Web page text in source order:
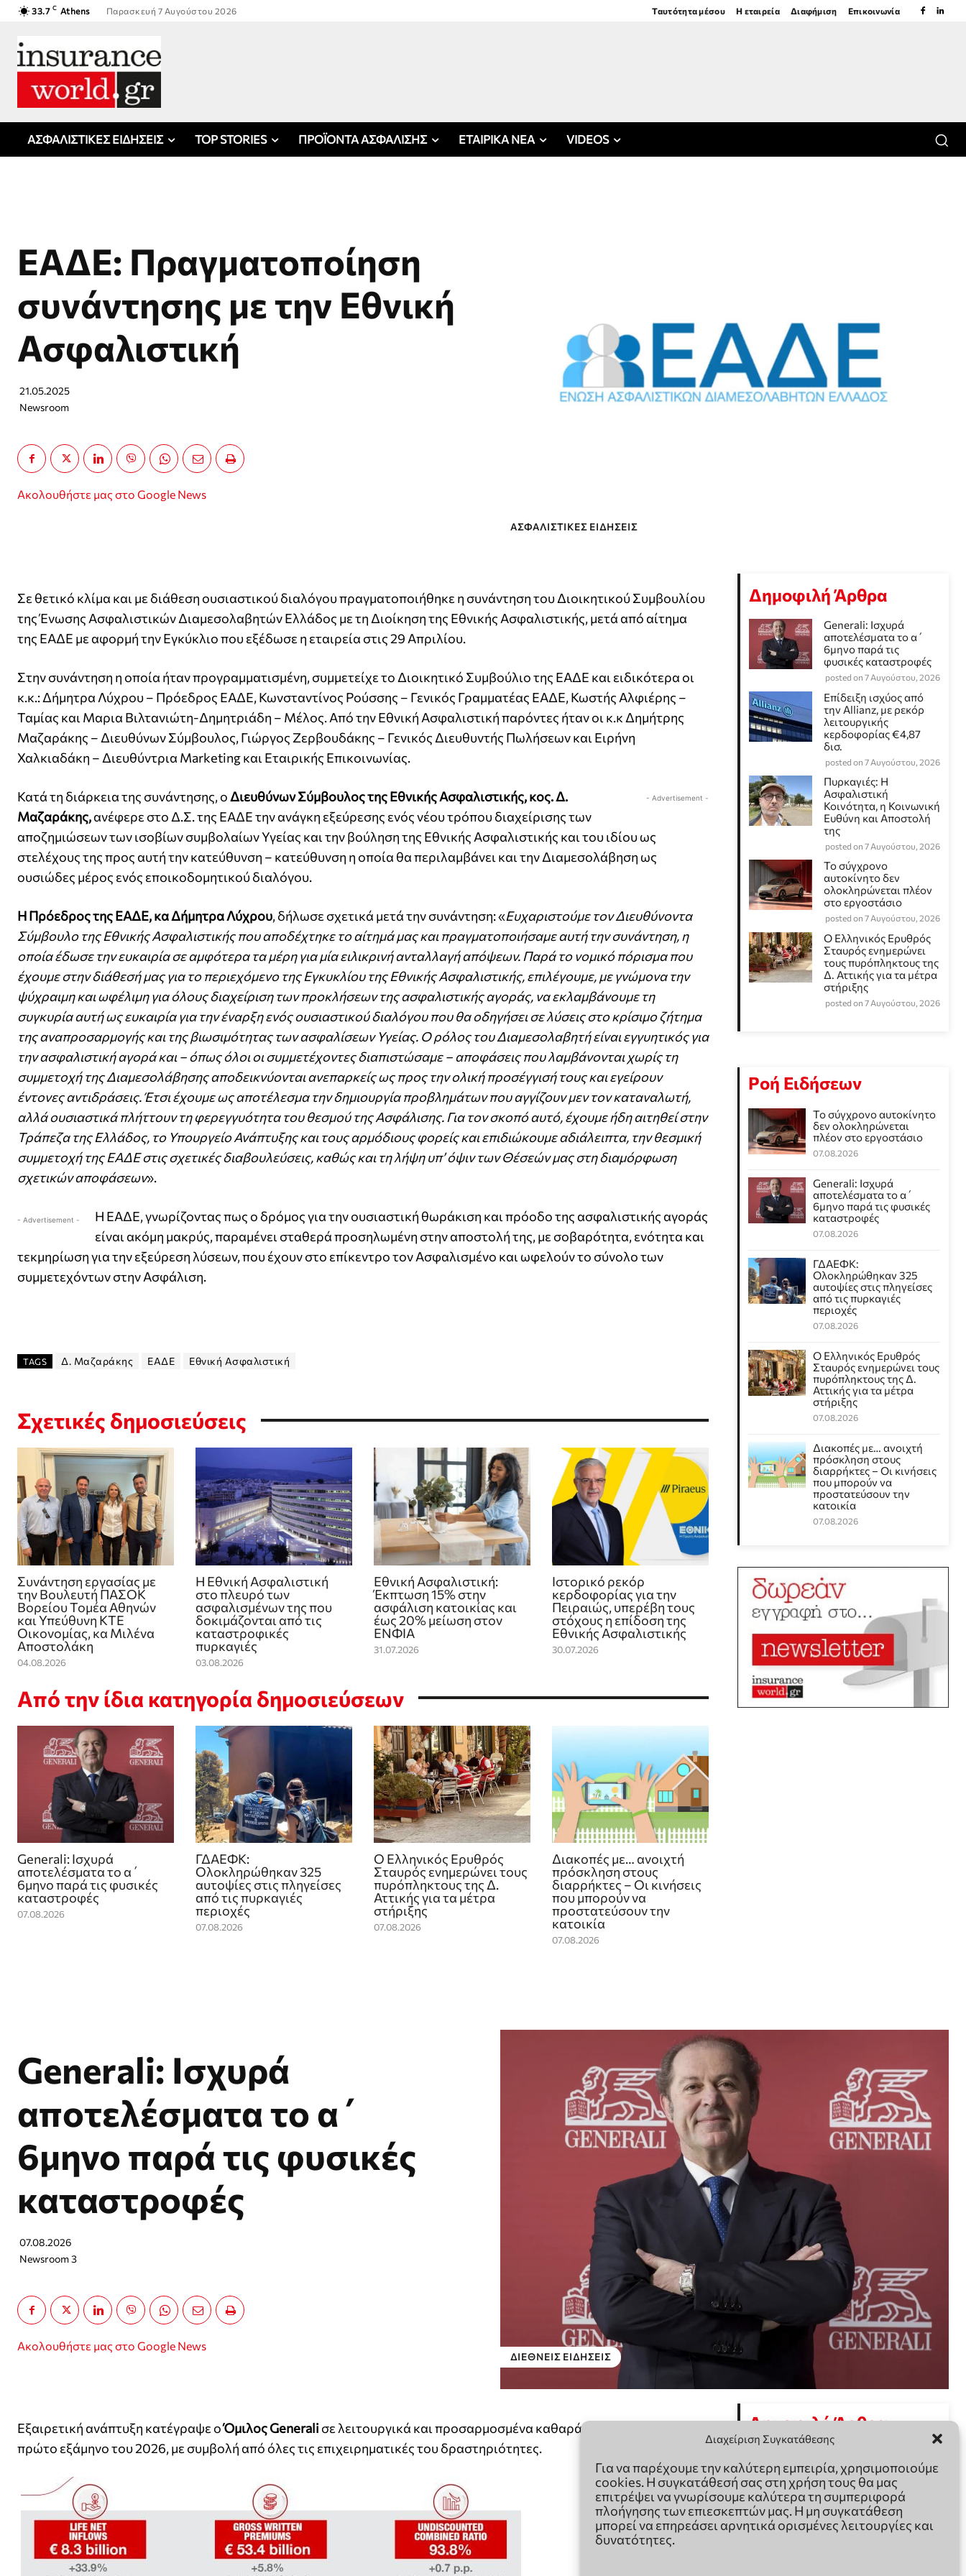
Διαχείριση Συγκατάθεσης
Για να παρέχουμε την καλύτερη εμπειρία, χρησιμοποιούμε
cookies. Η συγκατάθεσή σας στη χρήση τους θα μας
επιτρέψει να γνωρίσουμε καλύτερα τη συμπεριφορά
πλοήγησης των επιεσκεπτών μας. Η μη συγκατάθεση
μπορεί να επηρεάσει αρνητικά ορισμένες λειτουργίες και
δυνατότητες.
33.7 C Athens Παρασκευή 7 Αυγούστου 2026 Ταυτότητα μέσου Η εταιρεία Διαφήμιση Επικοινωνία
ΑΣΦΑΛΙΣΤΙΚΕΣ ΕΙΔΗΣΕΙΣ TOP STORIES ΠΡΟΪΟΝΤΑ ΑΣΦΑΛΙΣΗΣ ΕΤΑΙΡΙΚΑ ΝΕΑ VIDEOS
ΕΑΔΕ: Πραγματοποίηση
συνάντησης με την Εθνική
Ασφαλιστική
21.05.2025
Newsroom
Ακολουθήστε μας στο Google News
ΑΣΦΑΛΙΣΤΙΚΕΣ ΕΙΔΗΣΕΙΣ
Σε θετικό κλίμα και με διάθεση ουσιαστικού διαλόγου πραγματοποιήθηκε η συνάντηση του Διοικητικού Συμβουλίου
της Ένωσης Ασφαλιστικών Διαμεσολαβητών Ελλάδος με τη Διοίκηση της Εθνικής Ασφαλιστικής, μετά από αίτημα
της ΕΑΔΕ με αφορμή την Εγκύκλιο που εξέδωσε η εταιρεία στις 29 Απριλίου.
Στην συνάντηση η οποία ήταν προγραμματισμένη, συμμετείχε το Διοικητικό Συμβούλιο της ΕΑΔΕ και ειδικότερα οι
κ.κ.: Δήμητρα Λύχρου – Πρόεδρος ΕΑΔΕ, Κωνσταντίνος Ρούσσης – Γενικός Γραμματέας ΕΑΔΕ, Κωστής Αλφιέρης –
Ταμίας και Μαρια Βιλτανιώτη-Δημητριάδη – Μέλος. Από την Εθνική Ασφαλιστική παρόντες ήταν οι κ.κ Δημήτρης
Μαζαράκης – Διευθύνων Σύμβουλος, Γιώργος Ζερβουδάκης – Γενικός Διευθυντής Πωλήσεων και Ειρήνη
Χαλκιαδάκη – Διευθύντρια Marketing και Εταιρικής Επικοινωνίας.
- Advertisement -
Κατά τη διάρκεια της συνάντησης, ο Διευθύνων Σύμβουλος της Εθνικής Ασφαλιστικής, κος. Δ.
Μαζαράκης,ανέφερε στο Δ.Σ. της ΕΑΔΕ την ανάγκη εξεύρεσης ενός νέου τρόπου διαχείρισης των
αποζημιώσεων των ισοβίων συμβολαίων Υγείας και την βούληση της Εθνικής Ασφαλιστικής και του ιδίου ως
στελέχους της προς αυτή την κατεύθυνση – κατεύθυνση η οποία θα περιλαμβάνει και την Διαμεσολάβηση ως
ουσιώδες μέρος ενός εποικοδομητικού διαλόγου.
Η Πρόεδρος της ΕΑΔΕ, κα Δήμητρα Λύχρου, δήλωσε σχετικά μετά την συνάντηση: «Ευχαριστούμε τον Διευθύνοντα
Σύμβουλο της Εθνικής Ασφαλιστικής που αποδέχτηκε το αίτημά μας και πραγματοποιήσαμε αυτή την συνάντηση, η
οποία έδωσε την ευκαιρία σε αμφότερα τα μέρη για μία ειλικρινή ανταλλαγή απόψεων. Παρά το νομικό πόρισμα που
έχουμε στην διάθεσή μας για το περιεχόμενο της Εγκυκλίου της Εθνικής Ασφαλιστικής, επιλέγουμε, με γνώμονα την
ψύχραιμη και ωφέλιμη για όλους διαχείριση των προκλήσεων της ασφαλιστικής αγοράς, να εκλαμβάνουμε τη
συγκυρία αυτή ως ευκαιρία για την έναρξη ενός ουσιαστικού διαλόγου που θα οδηγήσει σε λύσεις στο κρίσιμο ζήτημα
της αναπροσαρμογής και της βιωσιμότητας των ασφαλίσεων Υγείας. Ο ρόλος του Διαμεσολαβητή είναι εγγυητικός για
την ασφαλιστική αγορά και – όπως όλοι οι συμμετέχοντες διαπιστώσαμε – αποφάσεις που λαμβάνονται χωρίς τη
συμμετοχή της Διαμεσολάβησης αποδεικνύονται ανεπαρκείς ως προς την ολική προσέγγισή τους και εγείρουν
έντονες αντιδράσεις. Έτσι έχουμε ως αποτέλεσμα την δημιουργία προβλημάτων που αγγίζουν μεν τον καταναλωτή,
αλλά ουσιαστικά πλήττουν τη φερεγγυότητα του θεσμού της Ασφάλισης. Για τον σκοπό αυτό, έχουμε ήδη αιτηθεί στην
Τράπεζα της Ελλάδος, το Υπουργείο Ανάπτυξης και τους αρμόδιους φορείς και επιδιώκουμε αδιάλειπτα, την θεσμική
συμμετοχή της ΕΑΔΕ στις σχετικές διαβουλεύσεις, καθώς και τη λήψη υπ’ όψιν των Θέσεών μας στη διαμόρφωση
σχετικών αποφάσεων».
- Advertisement -
Η ΕΑΔΕ, γνωρίζοντας πως ο δρόμος για την ουσιαστική θωράκιση και πρόοδο της ασφαλιστικής αγοράς
είναι ακόμη μακρύς, παραμένει σταθερά προσηλωμένη στην αποστολή της, με σοβαρότητα, ενότητα και
τεκμηρίωση για την εξεύρεση λύσεων, που έχουν στο επίκεντρο τον Ασφαλισμένο και ωφελούν το σύνολο των
συμμετεχόντων στην Ασφάλιση.
TAGS Δ. Μαζαράκης ΕΑΔΕ Εθνική Ασφαλιστική
Σχετικές δημοσιεύσεις
Συνάντηση εργασίας με
την Βουλευτή ΠΑΣΟΚ
Βορείου Τομέα Αθηνών
και Υπεύθυνη ΚΤΕ
Οικονομίας, κα Μιλένα
Αποστολάκη
04.08.2026
Η Εθνική Ασφαλιστική
στο πλευρό των
ασφαλισμένων της που
δοκιμάζονται από τις
καταστροφικές
πυρκαγιές
03.08.2026
Εθνική Ασφαλιστική:
Έκπτωση 15% στην
ασφάλιση κατοικίας και
έως 20% μείωση στον
ΕΝΦΙΑ
31.07.2026
Ιστορικό ρεκόρ
κερδοφορίας για την
Πειραιώς, υπερέβη τους
στόχους η επίδοση της
Εθνικής Ασφαλιστικής
30.07.2026
Από την ίδια κατηγορία δημοσιεύσεων
Generali: Ισχυρά
αποτελέσματα το α΄
6μηνο παρά τις φυσικές
καταστροφές
07.08.2026
ΓΔΑΕΦΚ:
Ολοκληρώθηκαν 325
αυτοψίες στις πληγείσες
από τις πυρκαγιές
περιοχές
07.08.2026
Ο Ελληνικός Ερυθρός
Σταυρός ενημερώνει τους
πυρόπληκτους της Δ.
Αττικής για τα μέτρα
στήριξης
07.08.2026
Διακοπές με… ανοιχτή
πρόσκληση στους
διαρρήκτες – Οι κινήσεις
που μπορούν να
προστατεύσουν την
κατοικία
07.08.2026
Δημοφιλή Άρθρα
Generali: Ισχυρά
αποτελέσματα το α΄
6μηνο παρά τις
φυσικές καταστροφές
posted on 7 Αυγούστου, 2026
Επίδειξη ισχύος από
την Allianz, με ρεκόρ
λειτουργικής
κερδοφορίας €4,87
δισ.
posted on 7 Αυγούστου, 2026
Πυρκαγιές: Η
Ασφαλιστική
Κοινότητα, η Κοινωνική
Ευθύνη και Αποστολή
της
posted on 7 Αυγούστου, 2026
Το σύγχρονο
αυτοκίνητο δεν
ολοκληρώνεται πλέον
στο εργοστάσιο
posted on 7 Αυγούστου, 2026
Ο Ελληνικός Ερυθρός
Σταυρός ενημερώνει
τους πυρόπληκτους της
Δ. Αττικής για τα μέτρα
στήριξης
posted on 7 Αυγούστου, 2026
Ροή Ειδήσεων
Το σύγχρονο αυτοκίνητο
δεν ολοκληρώνεται
πλέον στο εργοστάσιο
07.08.2026
Generali: Ισχυρά
αποτελέσματα το α΄
6μηνο παρά τις φυσικές
καταστροφές
07.08.2026
ΓΔΑΕΦΚ:
Ολοκληρώθηκαν 325
αυτοψίες στις πληγείσες
από τις πυρκαγιές
περιοχές
07.08.2026
Ο Ελληνικός Ερυθρός
Σταυρός ενημερώνει τους
πυρόπληκτους της Δ.
Αττικής για τα μέτρα
στήριξης
07.08.2026
Διακοπές με… ανοιχτή
πρόσκληση στους
διαρρήκτες – Οι κινήσεις
που μπορούν να
προστατεύσουν την
κατοικία
07.08.2026